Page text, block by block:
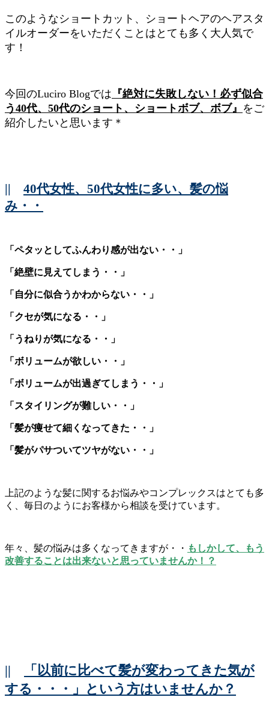
このようなショートカット、ショートヘアのヘアスタ
イルオーダーをいただくことはとても多く大人気で
す！
今回のLuciro Blogでは 『絶対に失敗しない！必ず似合
う40代、50代のショート、ショートボブ、ボブ』 をご
紹介したいと思います＊
|| 40代女性、50代女性に多い、髪の悩
み・・
「ペタッとしてふんわり感が出ない・・」
「絶壁に見えてしまう・・」
「自分に似合うかわからない・・」
「クセが気になる・・」
「うねりが気になる・・」
「ボリュームが欲しい・・」
「ボリュームが出過ぎてしまう・・」
「スタイリングが難しい・・」
「髪が痩せて細くなってきた・・」
「髪がパサついてツヤがない・・」
上記のような髪に関するお悩みやコンプレックスはとても多
く、毎日のようにお客様から相談を受けています。
年々、髪の悩みは多くなってきますが・・ もしかして、もう
改善することは出来ないと思っていませんか！？
||
「以前に比べて髪が変わってきた気が
する・・・」という方はいませんか？